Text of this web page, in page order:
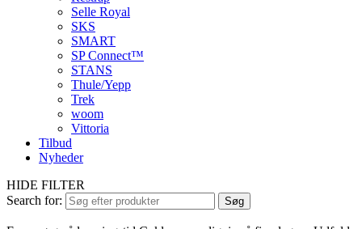
Selle Royal
SKS
SMART
SP Connect™
STANS
Thule/Yepp
Trek
woom
Vittoria
Tilbud
Nyheder
HIDE FILTER
Search for:
Søg